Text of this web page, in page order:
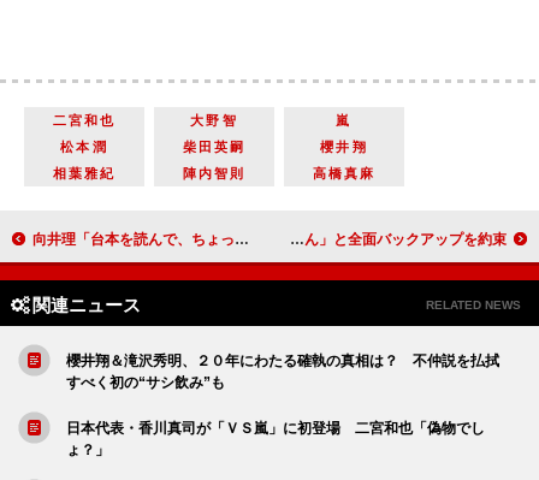
二宮和也 大野智
嵐
松本潤
柴田英嗣
櫻井翔
相葉雅紀
陣内智則 高橋真麻
向井理「台本を読んで、ちょっとはらわたが…」 佐藤二朗と共に“ふんどし姿”も披露 ダチョウ倶楽部、高島礼子にエール 「さすが礼子姉さん」と全面バックアップを約束
関連ニュース RELATED NEWS
櫻井翔＆滝沢秀明、２０年にわたる確執の真相は？ 不仲説を払拭
すべく初の“サシ飲み”も
日本代表・香川真司が「ＶＳ嵐」に初登場 二宮和也「偽物でし
ょ？」